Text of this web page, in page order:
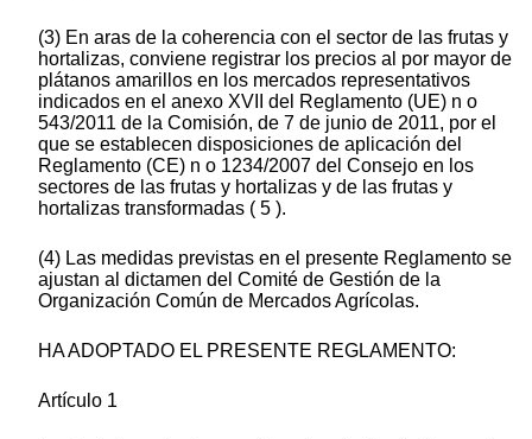
(3) En aras de la coherencia con el sector de las frutas y
hortalizas, conviene registrar los precios al por mayor de
plátanos amarillos en los mercados representativos
indicados en el anexo XVII del Reglamento (UE) n o
543/2011 de la Comisión, de 7 de junio de 2011, por el
que se establecen disposiciones de aplicación del
Reglamento (CE) n o 1234/2007 del Consejo en los
sectores de las frutas y hortalizas y de las frutas y
hortalizas transformadas ( 5 ).
(4) Las medidas previstas en el presente Reglamento se
ajustan al dictamen del Comité de Gestión de la
Organización Común de Mercados Agrícolas.
HA ADOPTADO EL PRESENTE REGLAMENTO:
Artículo 1